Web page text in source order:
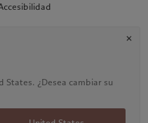
States. ¿Desea cambiar su